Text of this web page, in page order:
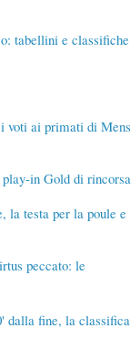
tabellini e classifiche
voti ai primati di Mens
in Gold di rincorsa
la testa per la poule e
peccato: le
dalla fine, la classifica